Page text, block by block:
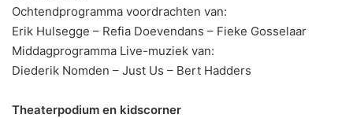
Ochtendprogramma voordrachten van:
Erik Hulsegge – Refia Doevendans – Fieke Gosselaar
Middagprogramma Live-muziek van:
Diederik Nomden – Just Us – Bert Hadders
Theaterpodium en kidscorner